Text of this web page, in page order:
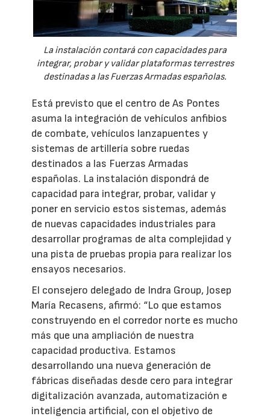
La instalación contará con capacidades para
integrar, probar y validar plataformas terrestres
destinadas a las Fuerzas Armadas españolas.
Está previsto que el centro de As Pontes
asuma la integración de vehículos anfibios
de combate, vehículos lanzapuentes y
sistemas de artillería sobre ruedas
destinados a las Fuerzas Armadas
españolas. La instalación dispondrá de
capacidad para integrar, probar, validar y
poner en servicio estos sistemas, además
de nuevas capacidades industriales para
desarrollar programas de alta complejidad y
una pista de pruebas propia para realizar los
ensayos necesarios.
El consejero delegado de Indra Group, Josep
María Recasens, afirmó: “Lo que estamos
construyendo en el corredor norte es mucho
más que una ampliación de nuestra
capacidad productiva. Estamos
desarrollando una nueva generación de
fábricas diseñadas desde cero para integrar
digitalización avanzada, automatización e
inteligencia artificial, con el objetivo de